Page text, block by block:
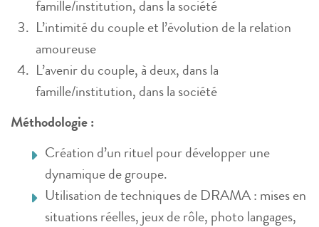
famille/institution, dans la société
L’intimité du couple et l’évolution de la relation
amoureuse
L’avenir du couple, à deux, dans la
famille/institution, dans la société
Méthodologie :
Création d’un rituel pour développer une
dynamique de groupe.
Utilisation de techniques de DRAMA : mises en
situations réelles, jeux de rôle, photo langages,